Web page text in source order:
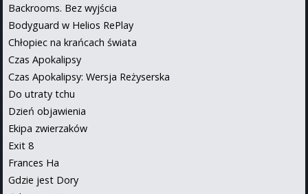
Backrooms. Bez wyjścia
Bodyguard w Helios RePlay
Chłopiec na krańcach świata
Czas Apokalipsy
Czas Apokalipsy: Wersja Reżyserska
Do utraty tchu
Dzień objawienia
Ekipa zwierzaków
Exit 8
Frances Ha
Gdzie jest Dory